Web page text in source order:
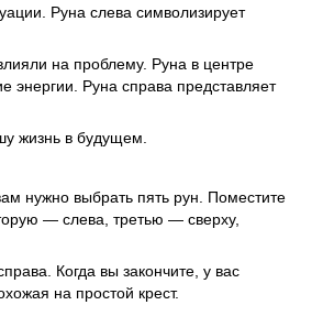
Руна слева символизирует
на проблему. Руна в центре
энергии. Руна справа представляет
жизнь в будущем.
нужно выбрать пять рун. Поместите
— слева, третью — сверху,
Когда вы закончите, у вас
на простой крест.